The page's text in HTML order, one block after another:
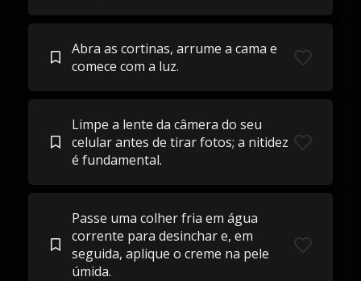
Abra as cortinas, arrume a cama e
comece com a luz.
Limpe a lente da câmera do seu
celular antes de tirar fotos; a nitidez
é fundamental.
Passe uma colher fria em água
corrente para desinchar e, em
seguida, aplique o creme na pele
úmida.